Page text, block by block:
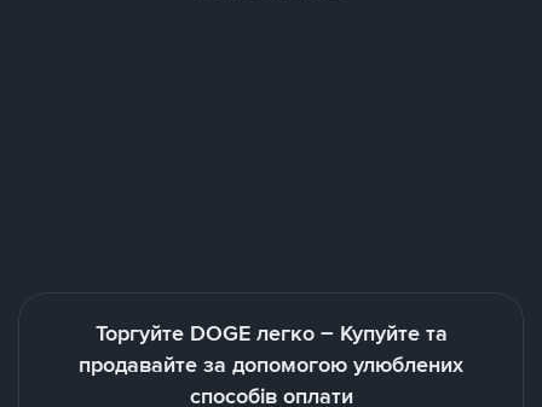
Торгуйте DOGE легко – Купуйте та
продавайте за допомогою улюблених
способів оплати